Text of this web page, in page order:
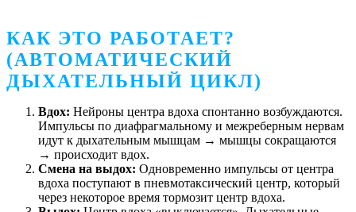
КАК ЭТО РАБОТАЕТ?
(АВТОМАТИЧЕСКИЙ
ДЫХАТЕЛЬНЫЙ ЦИКЛ)
Вдох: Нейроны центра вдоха спонтанно возбуждаются.
Импульсы по диафрагмальному и межреберным нервам
идут к дыхательным мышцам → мышцы сокращаются
→ происходит вдох.
Смена на выдох: Одновременно импульсы от центра
вдоха поступают в пневмотаксический центр, который
через некоторое время тормозит центр вдоха.